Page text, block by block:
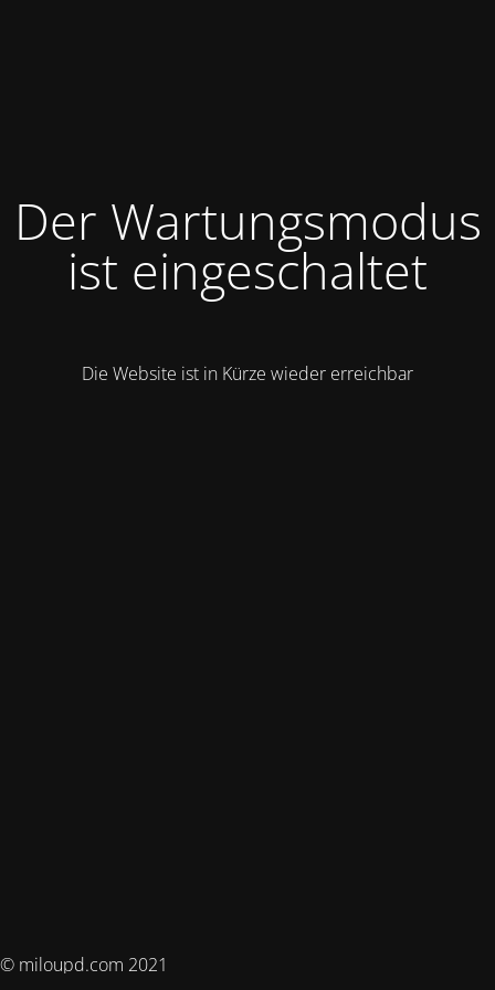
Der Wartungsmodus
ist eingeschaltet
Die Website ist in Kürze wieder erreichbar
© miloupd.com 2021